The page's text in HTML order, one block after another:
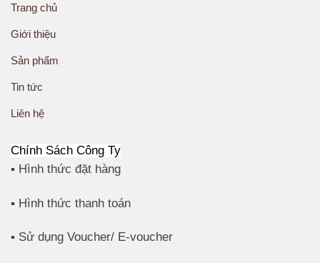
Trang chủ
Giới thiệu
Sản phẩm
Tin tức
Liên hệ
Chính Sách Công Ty
▪️ Hình thức đặt hàng
▪️ Hình thức thanh toán
▪️ Sử dụng Voucher/ E-voucher